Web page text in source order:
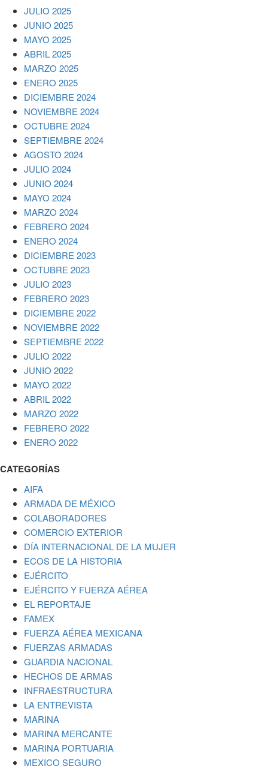
JULIO 2025
JUNIO 2025
MAYO 2025
ABRIL 2025
MARZO 2025
ENERO 2025
DICIEMBRE 2024
NOVIEMBRE 2024
OCTUBRE 2024
SEPTIEMBRE 2024
AGOSTO 2024
JULIO 2024
JUNIO 2024
MAYO 2024
MARZO 2024
FEBRERO 2024
ENERO 2024
DICIEMBRE 2023
OCTUBRE 2023
JULIO 2023
FEBRERO 2023
DICIEMBRE 2022
NOVIEMBRE 2022
SEPTIEMBRE 2022
JULIO 2022
JUNIO 2022
MAYO 2022
ABRIL 2022
MARZO 2022
FEBRERO 2022
ENERO 2022
CATEGORÍAS
AIFA
ARMADA DE MÉXICO
COLABORADORES
COMERCIO EXTERIOR
DÍA INTERNACIONAL DE LA MUJER
ECOS DE LA HISTORIA
EJÉRCITO
EJÉRCITO Y FUERZA AÉREA
EL REPORTAJE
FAMEX
FUERZA AÉREA MEXICANA
FUERZAS ARMADAS
GUARDIA NACIONAL
HECHOS DE ARMAS
INFRAESTRUCTURA
LA ENTREVISTA
MARINA
MARINA MERCANTE
MARINA PORTUARIA
MEXICO SEGURO